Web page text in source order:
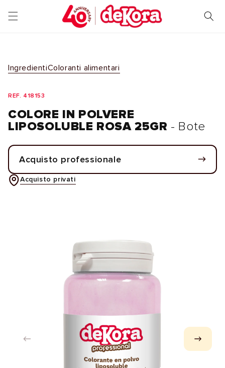
direttamente
ai contenuti
IngredientiColoranti alimentari
REF. 418153
COLORE IN POLVERE
LIPOSOLUBLE ROSA 25GR - Bote
Acquisto professionale
Acquisto privati